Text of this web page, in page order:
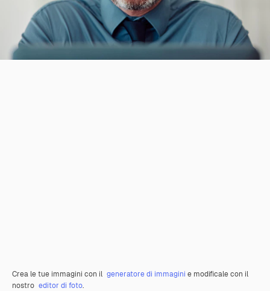
Crea le tue immagini con il generatore di immagini e modificale con il
nostro editor di foto.